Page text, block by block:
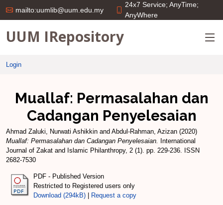
mailto:uumlib@uum.edu.my
24x7 Service; AnyTime;
AnyWhere
UUM IRepository
Login
Muallaf: Permasalahan dan
Cadangan Penyelesaian
Ahmad Zaluki, Nurwati Ashikkin and Abdul-Rahman, Azizan (2020)
Muallaf: Permasalahan dan Cadangan Penyelesaian.
International
Journal of Zakat and Islamic Philanthropy, 2 (1). pp. 229-236. ISSN
2682-7530
PDF - Published Version
Restricted to Registered users only
Download (294kB)
Request a copy